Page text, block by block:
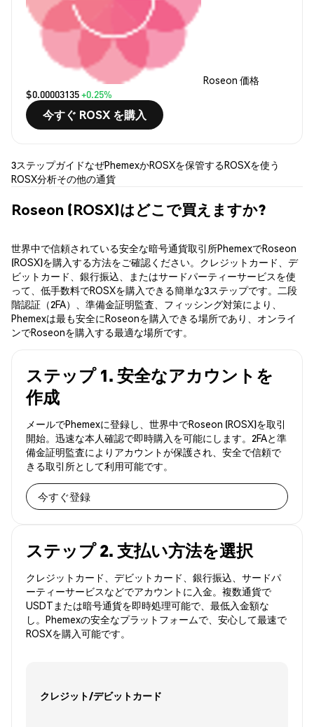
Roseon 価格
$0.00003135+0.25%
今すぐ ROSX を購入
3ステップガイドなぜPhemexかROSXを保管するROSXを使う
ROSX分析その他の通貨
Roseon (ROSX)はどこで買えますか?
世界中で信頼されている安全な暗号通貨取引所PhemexでRoseon
(ROSX)を購入する方法をご確認ください。クレジットカード、デ
ビットカード、銀行振込、またはサードパーティーサービスを使
って、低手数料でROSXを購入できる簡単な3ステップです。二段
階認証（2FA）、準備金証明監査、フィッシング対策により、
Phemexは最も安全にRoseonを購入できる場所であり、オンライ
ンでRoseonを購入する最適な場所です。
ステップ 1. 安全なアカウントを
作成
メールでPhemexに登録し、世界中でRoseon (ROSX)を取引
開始。迅速な本人確認で即時購入を可能にします。2FAと準
備金証明監査によりアカウントが保護され、安全で信頼で
きる取引所として利用可能です。
今すぐ登録
ステップ 2. 支払い方法を選択
クレジットカード、デビットカード、銀行振込、サードパ
ーティーサービスなどでアカウントに入金。複数通貨で
USDTまたは暗号通貨を即時処理可能で、最低入金額な
し。Phemexの安全なプラットフォームで、安心して最速で
ROSXを購入可能です。
クレジット/デビットカード